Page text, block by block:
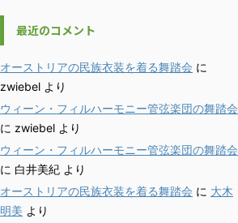
最近のコメント
オーストリアの民族衣装を着る舞踏会 に
zwiebel より
ウィーン・フィルハーモニー管弦楽団の舞踏会
に zwiebel より
ウィーン・フィルハーモニー管弦楽団の舞踏会
に 白井美紀 より
オーストリアの民族衣装を着る舞踏会 に 大木
明美 より